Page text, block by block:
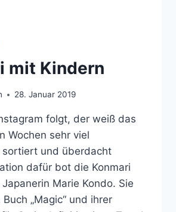
mit Kindern
28. Januar 2019
folgt, der weiß das
Wochen sehr viel
sortiert und überdacht
dafür bot die Konmari
Marie Kondo. Sie
„Magic“ und ihrer